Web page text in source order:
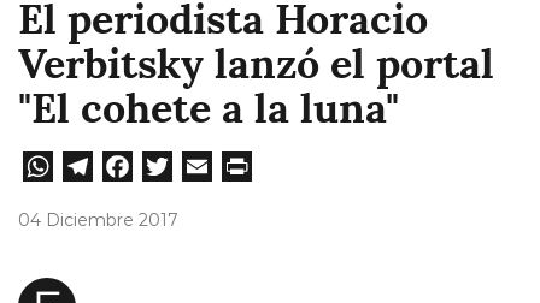
El periodista Horacio
Verbitsky lanzó el portal
"El cohete a la luna"
W
A
Te
Fa
04 Diciembre 2017